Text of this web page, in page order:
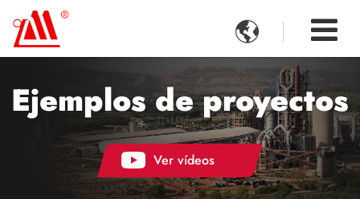

Ejemplos de proyectos
Ver vídeos